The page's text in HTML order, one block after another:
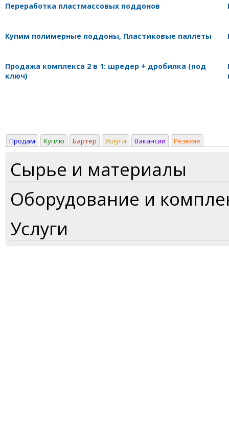
Переработка пластмассовых поддонов
Купим полимерные поддоны, Пластиковые паллеты
Продажа комплекса 2 в 1: шредер + дробилка (под
ключ)
Продам Куплю Бартер Услуги Вакансии Резюме
Сырье и материалы
Оборудование и
Услуги